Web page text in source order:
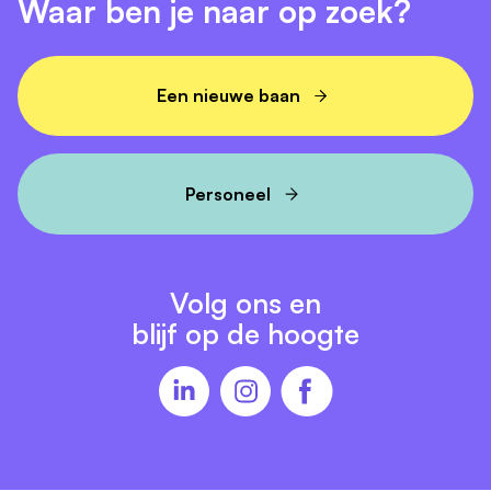
25 vakantiedagen: voor de broodnodige
ontspanning
De mogelijkheid om in de zomervakantie met je
20% personeelskorting in ons restaurant of de
Valk hotels
Waar ben je naar op zoek?
Een nieuwe baan
Personeel
Volg ons en
blijf op de hoogte